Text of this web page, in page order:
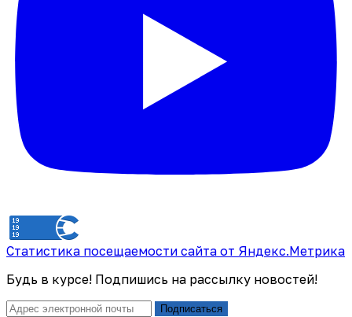
Статистика посещаемости сайта от Яндекс.Метрика
Будь в курсе! Подпишись на рассылку новостей!
Подписаться